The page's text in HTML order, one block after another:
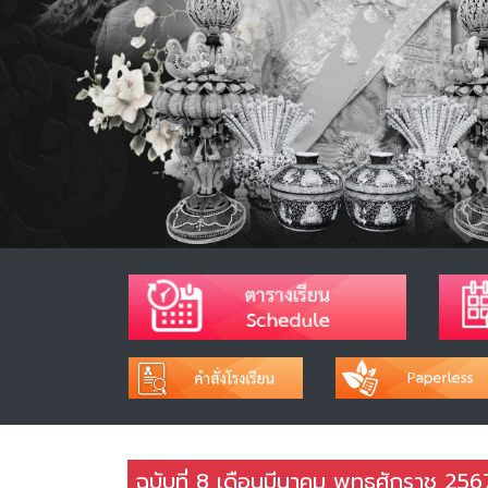
ฉบับที่ 8 เดือนมีนาคม พุทธศักราช